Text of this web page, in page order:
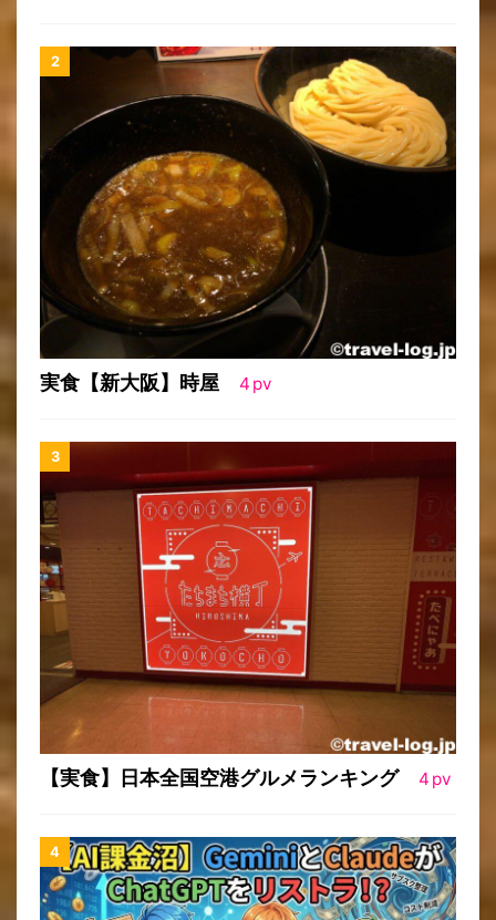
実食【新大阪】時屋 4 pv
【実食】日本全国空港グルメランキング 4 pv